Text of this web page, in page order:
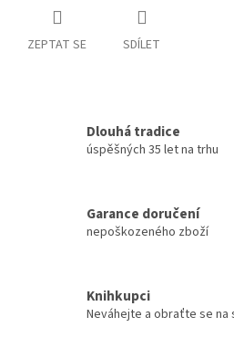
ZEPTAT SE SDÍLET
Dlouhá tradice
úspěšných 35 let na trhu
Garance doručení
nepoškozeného zboží
Knihkupci
Neváhejte a obraťte se na